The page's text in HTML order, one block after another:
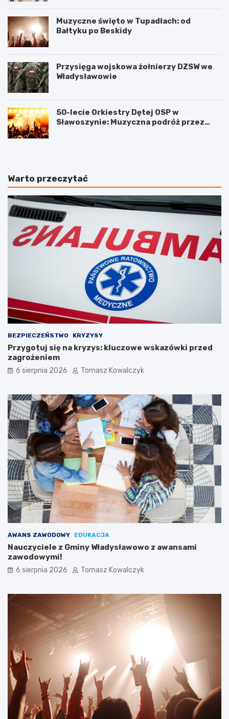
Muzyczne święto w Tupadłach: od
Bałtyku po Beskidy
Przysięga wojskowa żołnierzy DZSW we
Władysławowie
50-lecie Orkiestry Dętej OSP w
Sławoszynie: Muzyczna podróż przez
Warto przeczytać
BEZPIECZEŃSTWO KRYZYSY
Przygotuj się na kryzys: kluczowe wskazówki przed
zagrożeniem
6 sierpnia 2026 Tomasz Kowalczyk
AWANS ZAWODOWY EDUKACJA
Nauczyciele z Gminy Władysławowo z awansami
zawodowymi!
6 sierpnia 2026 Tomasz Kowalczyk